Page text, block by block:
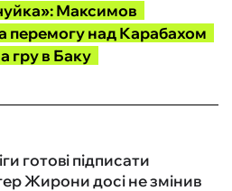
Максимов
перемогу над Карабахом
гру в Баку
готові підписати
Жирони досі не змінив